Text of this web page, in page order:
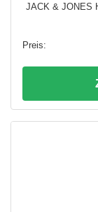
JACK & JONES